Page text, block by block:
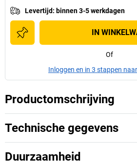
Levertijd: binnen 3-5 werkdagen
IN
Of
Inloggen en in 3 stappen
Productomschrijving
Technische gegevens
Duurzaamheid